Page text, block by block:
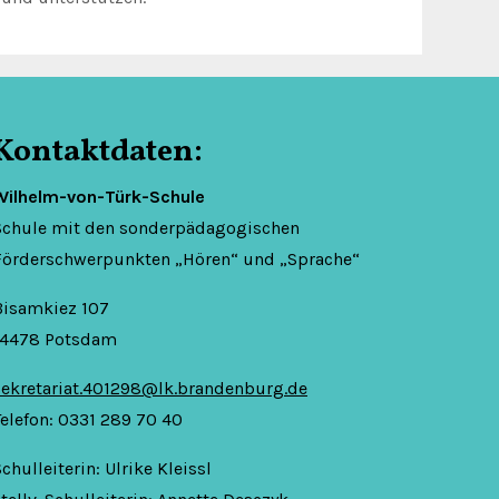
von-Türk-Schule
mit den sonderpädagogischen
„Hören“ und „Sprache“
107
Potsdam
0331 289 70 40
Ulrike Kleissl